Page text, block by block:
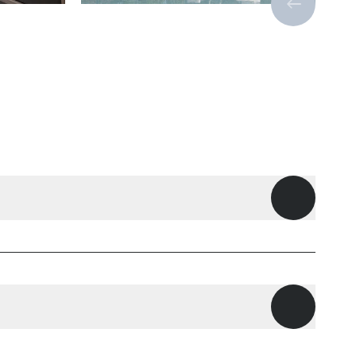
Vorige
Openen
Openen